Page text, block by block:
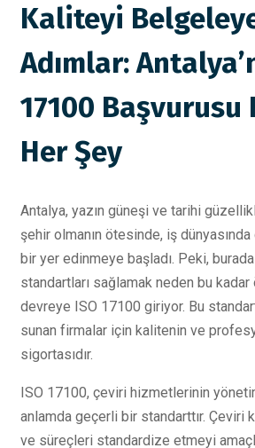
Kaliteyi
Adımlar:
17100 Başvurusu
Her Şey
Antalya, yazın güneşi ve tarihi
şehir olmanın ötesinde, iş
bir yer edinmeye başladı. Peki,
standartları sağlamak neden bu
devreye ISO 17100 giriyor. Bu
sunan firmalar için kalitenin ve
sigortasıdır.
ISO 17100, çeviri hizmetlerinin
anlamda geçerli bir standarttır. Çeviri
ve süreçleri standardize etmeyi